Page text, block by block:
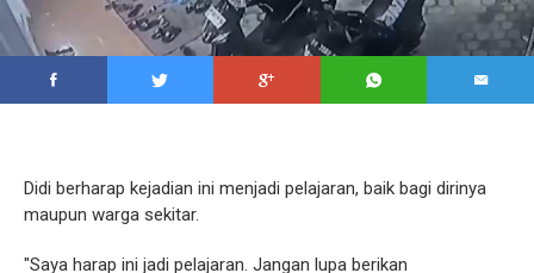
Didi berharap kejadian ini menjadi pelajaran, baik bagi dirinya
maupun warga sekitar.
"Saya harap ini jadi pelajaran. Jangan lupa berikan